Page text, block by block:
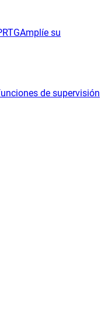
Amplíe su
de supervisión